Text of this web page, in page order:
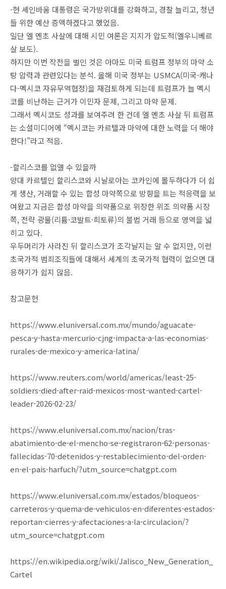
-현 셰인바움 대통령은 국가방위대를 강화하고, 경찰 늘리고, 청년
들 위한 예산 증액하겠다고 했었음.
일단 엘 멘초 사살에 대해 시민 여론은 지지가 압도적(엘우니베르
살 보도).
하지만 이번 작전을 벌인 것은 아마도 미국 트럼프 정부의 마약 소
탕 압력과 관련있다는 분석. 올해 미국 정부는 USMCA(미국-캐나
다-멕시코 자유무역협정)을 재검토하게 되는데 트럼프가 늘 멕시
코를 비난하는 근거가 이민자 문제, 그리고 마약 문제.
그래서 멕시코도 성과를 보여주려 한 건데 엘 멘초 사살 뒤 트럼프
는 소셜미디어에 “멕시코는 카르텔과 마약에 대한 노력을 더 해야
한다!”라고 적음.
-할리스코를 없앨 수 있을까
양대 카르텔인 할리스코와 시날로아는 코카인에 몰두하다가 더 쉽
게 생산, 거래할 수 있는 합성 마약쪽으로 방향을 트는 적응력을 보
여왔고 지금은 합성 마약을 의약품으로 위장한 위조 의약품 시장
쪽, 전략 광물(리튬·코발트·희토류)의 불법 거래 등으로 영역을 넓
히고 있다.
우두머리가 사라진 뒤 할리스코가 조각날지는 알 수 없지만, 이런
초국가적 범죄조직들에 대해서 세계의 초국가적 협력이 없으면 대
응하기가 쉽지 않음.
참고문헌
https://www.eluniversal.com.mx/mundo/aguacate-
pesca-y-hasta-mercurio-cjng-impacta-a-las-economias-
rurales-de-mexico-y-america-latina/
https://www.reuters.com/world/americas/least-25-
soldiers-died-after-raid-mexicos-most-wanted-cartel-
leader-2026-02-23/
https://www.eluniversal.com.mx/nacion/tras-
abatimiento-de-el-mencho-se-registraron-62-personas-
fallecidas-70-detenidos-y-restablecimiento-del-orden-
en-el-pais-harfuch/?utm_source=chatgpt.com
https://www.eluniversal.com.mx/estados/bloqueos-
carreteros-y-quema-de-vehiculos-en-diferentes-estados-
reportan-cierres-y-afectaciones-a-la-circulacion/?
utm_source=chatgpt.com
https://en.wikipedia.org/wiki/Jalisco_New_Generation_
Cartel